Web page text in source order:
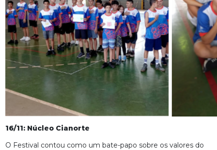
16/11: Núcleo Cianorte
O Festival contou como um bate-papo sobre os valores do